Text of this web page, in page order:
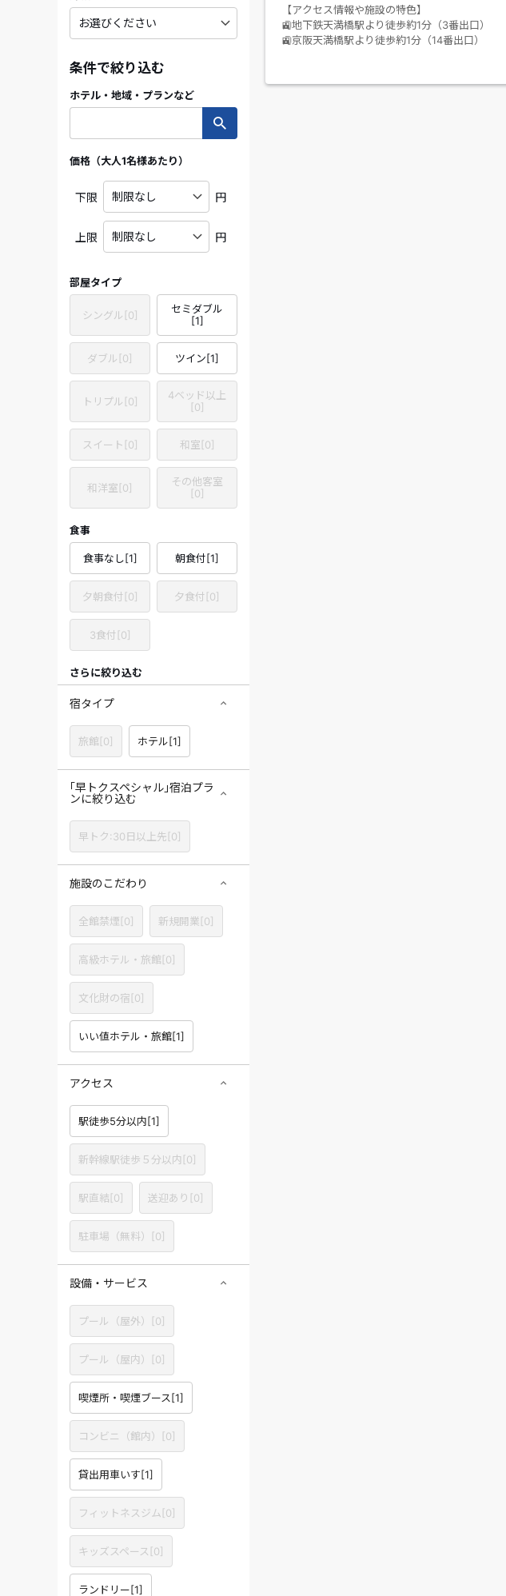
条件で絞り込む
ホテル・地域・プランなど
価格（大人1名様あたり）
下限 円
上限 円
部屋タイプ
シングル [0]
セミダブル
[1]
ダブル [0] ツイン[1]
トリプル [0]
4ベッド以上
[0]
スイート [0] 和室[0]
和洋室[0]
その他客室
[0]
食事
食事なし[1] 朝食付[1]
夕朝食付[0] 夕食付[0]
3食付[0]
さらに絞り込む
宿タイプ
旅館[0] ホテル[1]
｢早トクスペシャル｣宿泊プラ
ンに絞り込む
早トク:30日以上先[0]
施設のこだわり
全館禁煙[0] 新規開業[0]
高級ホテル・旅館[0]
文化財の宿[0]
いい値ホテル・旅館[1]
アクセス
駅徒歩5分以内[1]
新幹線駅徒歩５分以内 [0]
駅直結[0] 送迎あり [0]
駐車場（無料） [0]
設備・サービス
プール（屋外） [0]
プール（屋内） [0]
喫煙所・喫煙ブース[1]
コンビニ（館内） [0]
貸出用車いす[1]
フィットネスジム [0]
キッズスペース [0]
ランドリー[1]
【アクセス情報や施設の特色】
🚉地下鉄天満橋駅より徒歩約1分（3番出口）
🚉京阪天満橋駅より徒歩約1分（14番出口）